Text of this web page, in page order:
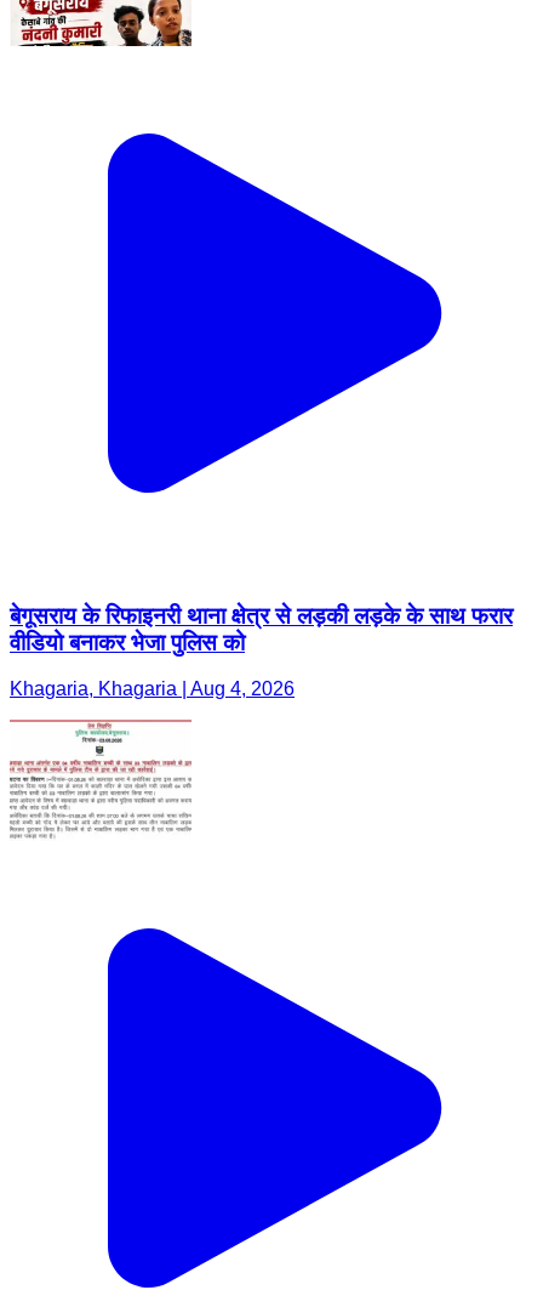
बेगूसराय के रिफाइनरी थाना क्षेत्र से लड़की लड़के के साथ फरार
वीडियो बनाकर भेजा पुलिस को
Khagaria, Khagaria | Aug 4, 2026